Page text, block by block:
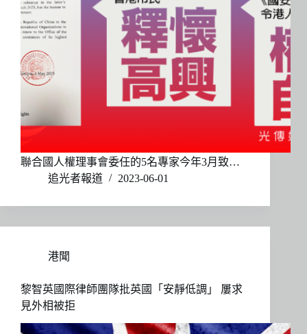
聯合國人權理事會委任的5名專家今年3月致…
追光者報道
2023-06-01
港聞
黎智英國際律師團隊批英國「安靜低調」 屢求
見外相被拒